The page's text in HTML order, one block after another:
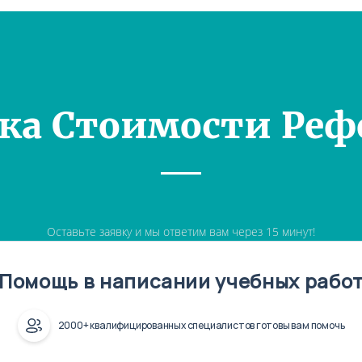
Стоимости
Оставьте заявку и мы ответим вам через 15 минут!
в написании учебных работ
2000+ квалифицированных специалистов готовы вам помочь